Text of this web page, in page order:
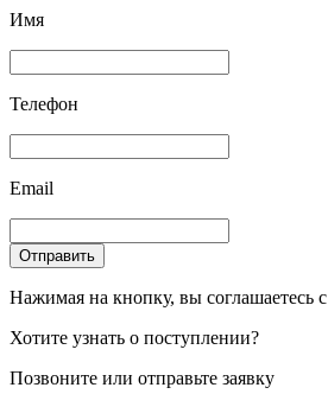
Имя
Телефон
Email
Отправить
Нажимая на кнопку, вы соглашаетесь с
Хотите узнать о поступлении?
Позвоните или отправьте заявку